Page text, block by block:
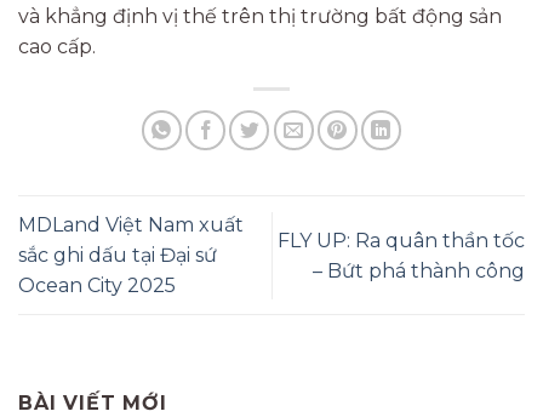
và khẳng định vị thế trên thị trường bất động sản
cao cấp.
MDLand Việt Nam xuất
sắc ghi dấu tại Đại sứ
Ocean City 2025
FLY UP: Ra quân thần tốc
– Bứt phá thành công
BÀI VIẾT MỚI